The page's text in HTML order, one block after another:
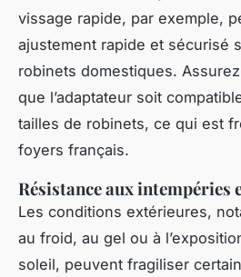
vissage rapide, par exemple,
ajustement rapide et sécurisé
robinets domestiques.
que l’adaptateur soit
tailles de robinets, ce qui est
foyers français.
Résistance aux
Les conditions extérieures,
au froid, au gel ou à
soleil, peuvent fragiliser